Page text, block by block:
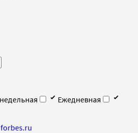
Ежедневная
forbes.ru